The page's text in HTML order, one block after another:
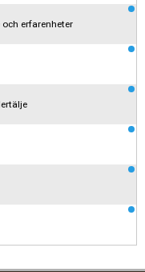
erfarenheter